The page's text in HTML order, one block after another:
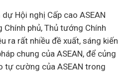
Hội nghị Cấp cao ASEAN
phủ, Thủ tướng Chính
ra rất nhiều đề xuất, sáng kiến
chung của ASEAN, để củng
tự cường của ASEAN trong